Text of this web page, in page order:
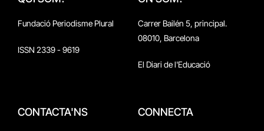
Fundació Periodisme Plural
ISSN 2339 - 9619
Carrer Bailén 5, principal.
08010, Barcelona
El Diari de l'Educació
CONTACTA'NS CONNECTA